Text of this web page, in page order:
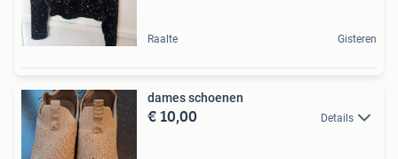
Raalte Gisteren
dames schoenen
€ 10,00 Details